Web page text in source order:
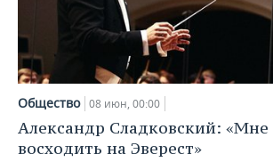
Общество 08 июн, 00:00
Александр Сладковский: «Мне
восходить на Эверест»